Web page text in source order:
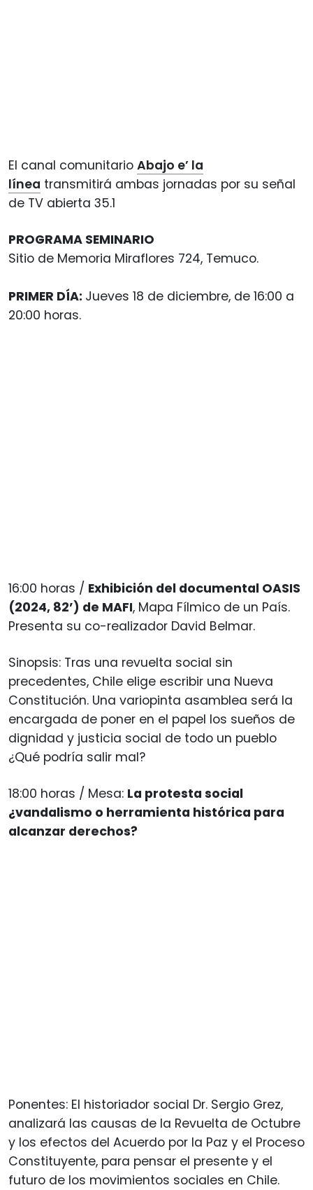
El canal comunitario Abajo e’ la
línea transmitirá ambas jornadas por su señal
de TV abierta 35.1
PROGRAMA SEMINARIO
Sitio de Memoria Miraflores 724, Temuco.
PRIMER DÍA: Jueves 18 de diciembre, de 16:00 a
20:00 horas.
16:00 horas / Exhibición del documental OASIS
(2024, 82’) de MAFI, Mapa Fílmico de un País.
Presenta su co-realizador David Belmar.
Sinopsis: Tras una revuelta social sin
precedentes, Chile elige escribir una Nueva
Constitución. Una variopinta asamblea será la
encargada de poner en el papel los sueños de
dignidad y justicia social de todo un pueblo
¿Qué podría salir mal?
18:00 horas / Mesa: La protesta social
¿vandalismo o herramienta histórica para
alcanzar derechos?
Ponentes: El historiador social Dr. Sergio Grez,
analizará las causas de la Revuelta de Octubre
y los efectos del Acuerdo por la Paz y el Proceso
Constituyente, para pensar el presente y el
futuro de los movimientos sociales en Chile.